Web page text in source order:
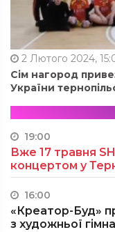
2 Лютого 2024,
Сім нагород
України
19:00
Вже 17 травня
концертом у
16:00
«Креатор-Буд»
з художньої